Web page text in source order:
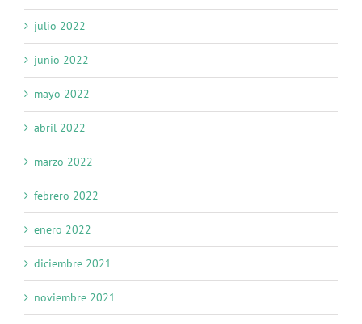
julio 2022
junio 2022
mayo 2022
abril 2022
marzo 2022
febrero 2022
enero 2022
diciembre 2021
noviembre 2021